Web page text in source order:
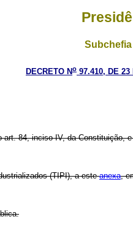
DECRETO No 97.410, DE 23
art. 84, inciso IV, da Constituição,
(TIPI), a esteanexa,